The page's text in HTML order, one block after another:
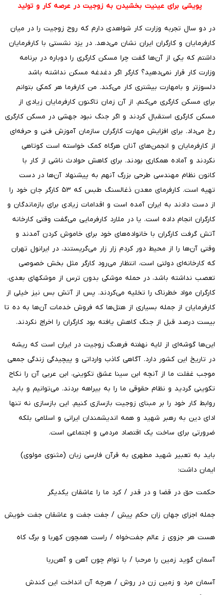
پویشی برای عینیت بخشیدن به زوجیت در عرصه کار و تولید
در دو سال تجربه وزارت کار شواهدی دارم که روح زوجیت را در میان
کارفرمایان و کارگران ایران نشان می‌دهد. در یزد نشستی با کارفرمایان
داشتم که یکی از آن‌ها گفت چرا مسکن کارگری را دوباره در برنامه
وزارت کار قرار نمی‌دهید؟ کارگر اگر دغدغه مسکن نداشته باشد
دلسوزتر و بامهارت بیشتری کار می‌کند. من کارفرما هر کمکی بتوانم
برای مسکن کارگری می‌کنم. از آن زمان تاکنون کارفرمایان زیادی از
مسکن کارگری استقبال کردند و اگر جنگ نبود جهشی در مسکن کارگری
رخ می‌داد. برای افزایش مهارت کارگران سازمان آموزش فنی و حرفه‌ای
از کارفرمایان و انجمن‌های آنان هرگاه کمک خواسته است کوتاهی
نکردند و آماده همکاری بودند. برای کاهش حوادث ناشی از کار با
کانون نظام مهندسی طرحی بزرگ آنهم به پیشنهاد آن‌ها در دست
تهیه است. کارفرمای معدن ذغالسنگ طبس که ۵۳ کارگر جان خود را
از دست دادند به ایران آمده است و اقدامات زیادی برای بازماندگان و
کارگران انجام داده است. یا در ملارد کارفرمایی می‌گفت وقتی کارخانه
آتش گرفت کارگران با خانواده‌های خود برای خاموش کردن آمدند و
وقتی آن‌ها را از محیط دور کردم زار زار می‌گریستند، در ایرانول تهران
که کارخانه‌ای دولتی است، انتظار می‌رود کارگر مثل بخش خصوصی
تعصب نداشته باشد، در حمله موشکی بدون ترس از موشکهای بعدی،
کارگران مواد خطرناک را تخلیه می‌کردند. پس از آتش بس نیز خیلی از
کارفرمایان از جمله بسیاری از هتل‌ها که فروش خدمات آن‌ها به ده تا
بیست درصد قبل از جنگ کاهش یافته بود کارگران را اخراج نکردند.
این‌ها گوشه‌ای از لایه نهفته فرهنگ زوجیت در ایران است که ریشه
در تاریخ این کشور دارد. آگاهی کاذب وارداتی و پیچیدگی زندگی جمعی
موجب غفلت ما از آنچه ابن سینا عشق تکوینی، ابن عربی آن را نکاح
تکوینی گردید و نظام حقوقی ما را به بیراهه بردند. می‌توانیم و باید
روابط کار خود را بر مبنای زوجیت بازسازی کنیم. این بازسازی نه تنها
ادای دین به رهبر شهید و همه اندیشمندان ایرانی و اسلامی بلکه
ضرورتی برای ساخت یک اقتصاد مردمی و اجتماعی است.
باید به تعبیر شهید مطهری به قرآن فارسی زبان (مثنوی مولوی)
ایمان داشت:
حکمت حق در قضا و در قدر / کرد ما را عاشقان یکدیگر
جمله اجزای جهان زان حکم پیش / جفت جفت و عاشقان جفت خویش
هست هر جزوی ز عالم جفت‌خواه / راست همچون کهربا و برگ کاه
آسمان گوید زمین را مرحبا / با توام چون آهن و آهن‌ربا
آسمان مرد و زمین زن در روش / هرچه آن انداخت این کندش